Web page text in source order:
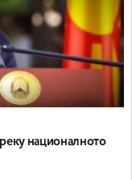
националното